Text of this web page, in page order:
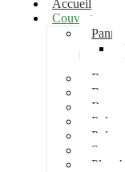
Accueil
Couverture
Bac
Bac
Bac